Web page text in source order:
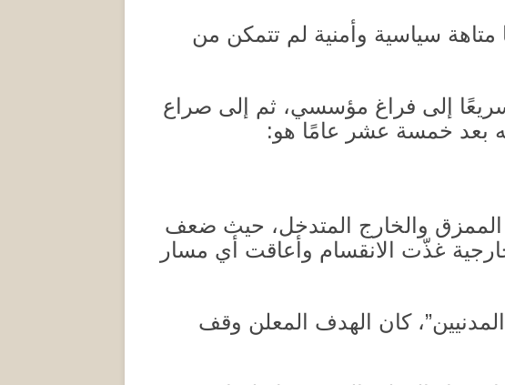
متاهة سياسية وأمنية لم تتمكن من
إلى فراغ مؤسسي، ثم إلى صراع
بعد خمسة عشر عامًا هو:
الممزق والخارج المتدخل، حيث ضعف
غذّت الانقسام وأعاقت أي مسار
كان الهدف المعلن وقف